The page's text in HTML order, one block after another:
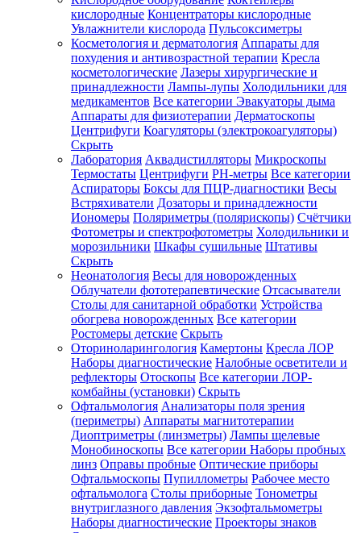
Зарегистрироваться
Зачем
регистрироваться?
Все
покупки
одном
месте
Личный
менеджер
Отслеживание
статуса
заказа
кислородные Концентраторы кислородные
Увлажнители кислорода Пульсоксиметры
Косметология и дерматология Аппараты для
похудения и антивозрастной терапии Кресла
косметологические Лазеры хирургические и
принадлежности Лампы-лупы Холодильники для
медикаментов Все категории Эвакуаторы дыма
Аппараты для физиотерапии Дерматоскопы
Центрифуги Коагуляторы (электрокоагуляторы)
Скрыть
Лаборатория Аквадистилляторы Микроскопы
Термостаты Центрифуги PH-метры Все категории
Аспираторы Боксы для ПЦР-диагностики Весы
Встряхиватели Дозаторы и принадлежности
Иономеры Поляриметры (полярископы) Счётчики
Фотометры и спектрофотометры Холодильники и
морозильники Шкафы сушильные Штативы
Скрыть
Неонатология Весы для новорожденных
Облучатели фототерапевтические Отсасыватели
Столы для санитарной обработки Устройства
обогрева новорожденных Все категории
Ростомеры детские Скрыть
Оториноларингология Камертоны Кресла ЛОР
Наборы диагностические Налобные осветители и
рефлекторы Отоскопы Все категории ЛОР-
комбайны (установки) Скрыть
Офтальмология Анализаторы поля зрения
(периметры) Аппараты магнитотерапии
Диоптриметры (линзметры) Лампы щелевые
Монобиноскопы Все категории Наборы пробных
линз Оправы пробные Оптические приборы
Офтальмоскопы Пупиллометры Рабочее место
офтальмолога Столы приборные Тонометры
внутриглазного давления Экзофтальмометры
Наборы диагностические Проекторы знаков